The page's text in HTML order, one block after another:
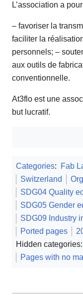
L’association a
– favoriser la
faciliter la
personnels; –
aux outils de
conventionnelle.
At3flo est une
but lucratif.
Categories: Fab
Switzerland
SDG04 Quality
SDG05 Gender
SDG09 Industry
Ported pages
Hidden categories:
Pages with no